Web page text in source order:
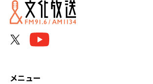
メニュー